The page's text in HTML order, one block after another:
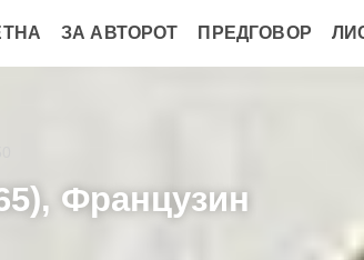
ЗА АВТОРОТ ПРЕДГОВОР
Французин